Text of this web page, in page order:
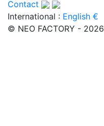
Contact
International : English €
© NEO FACTORY - 2026